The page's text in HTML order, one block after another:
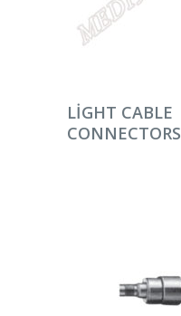
DEVAMINI OKU
LIGHT CABLE
CONNECTORS